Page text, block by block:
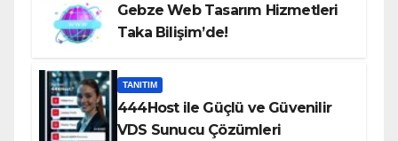
Gebze Web Tasarım Hizmetleri
Taka Bilişim’de!
TANITIM
444Host ile Güçlü ve Güvenilir
VDS Sunucu Çözümleri